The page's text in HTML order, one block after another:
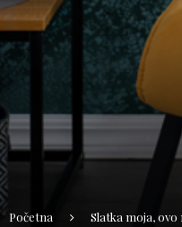
Početna Slatka moja,